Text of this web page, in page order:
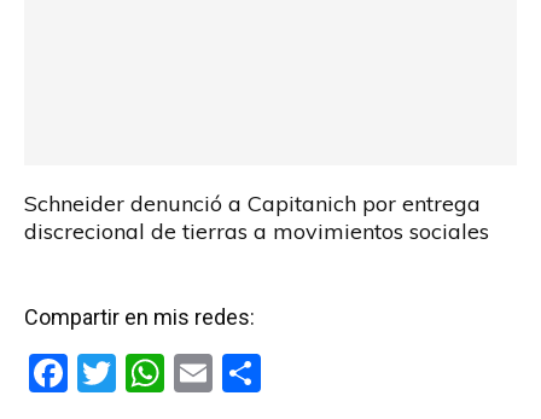
Schneider denunció a Capitanich por entrega
discrecional de tierras a movimientos sociales
Compartir en mis redes:
F
T
W E